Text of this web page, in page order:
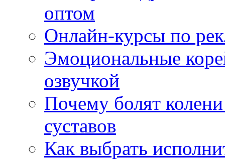
оптом
Онлайн-курсы по
Эмоциональные
озвучкой
Почему болят
суставов
Как выбрать